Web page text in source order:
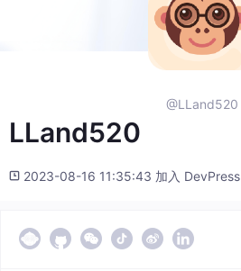
@LLand520
LLand520
2023-08-16 11:35:43 加入 DevPress